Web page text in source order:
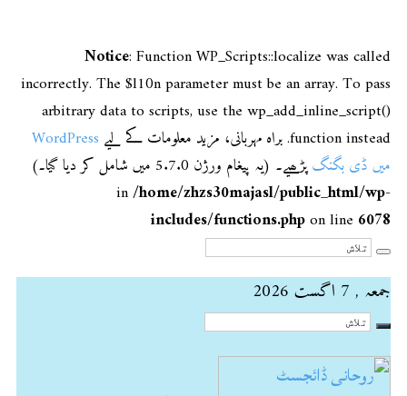
Notice: Function WP_Scripts::localize was called
incorrectly. The $l10n parameter must be an array. To pass
arbitrary data to scripts, use the wp_add_inline_script()
function instead. براہ مہربانی، مزید معلومات کے لیے
WordPress
میں ڈی بگنگ
پڑھیے۔ (یہ پیغام ورژن 5.7.0 میں شامل کر دیا گیا۔)
in/home/zhzs30majasl/public_html/wp-
includes/functions.phpon line 6078
جمعہ , 7 اگست 2026